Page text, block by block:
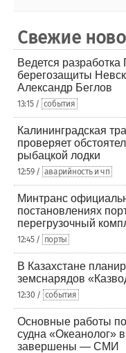
Свежие
Ведется
берегозащиты
Александр Беглов
13:15 / события
Калининградская
проверяет
рыбацкой лодки
12:59 / аварийность и чп
Минтранс
постановлениях
перегрузочный
12:45 / порты
В Казахстане
земснарядов
12:30 / события
Основные работы
судна «Океанолог»
завершены — СМИ